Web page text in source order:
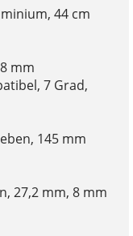
44 cm
mm
7 Grad,
145 mm
27,2 mm, 8 mm